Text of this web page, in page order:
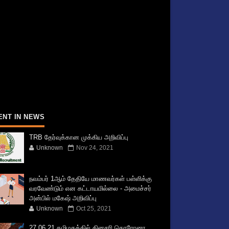
IN NEWS
TRB தேர்வுக்கான முக்கிய அறிவிப்பு
Unknown Nov 24, 2021
நவம்பர் 1ஆம் தேதியே மாணவர்கள் பள்ளிக்கு
வரவேண்டும் என கட்டாயமில்லை - அமைச்சர்
அன்பில் மகேஷ் அறிவிப்பு
Unknown Oct 25, 2021